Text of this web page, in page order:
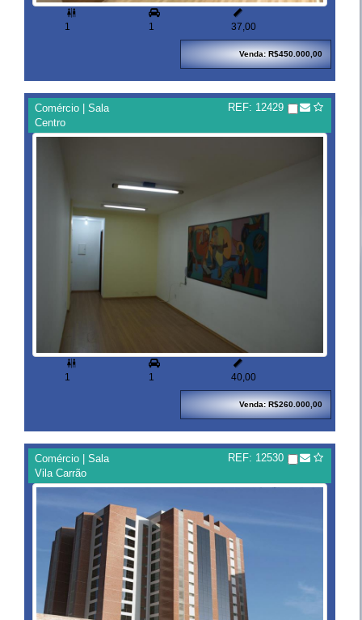

1 1

37,00
Venda: R$450.000,00
Comércio | Sala
Centro
REF: 12429

1 1

40,00
Venda: R$260.000,00
Comércio | Sala
Vila Carrão
REF: 12530